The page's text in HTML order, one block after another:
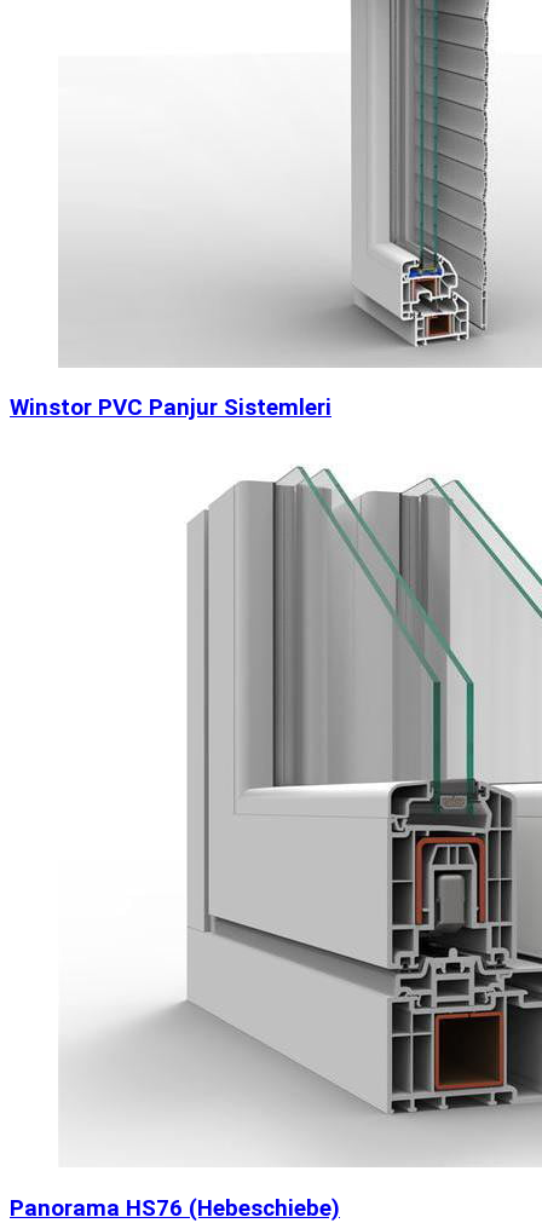
Winstor PVC Panjur Sistemleri
Panorama HS76 (Hebeschiebe)